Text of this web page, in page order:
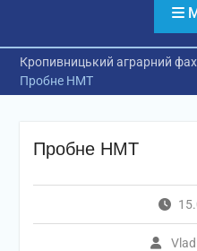
Кропивницький аграрний
Пробне НМТ
Пробне НМТ